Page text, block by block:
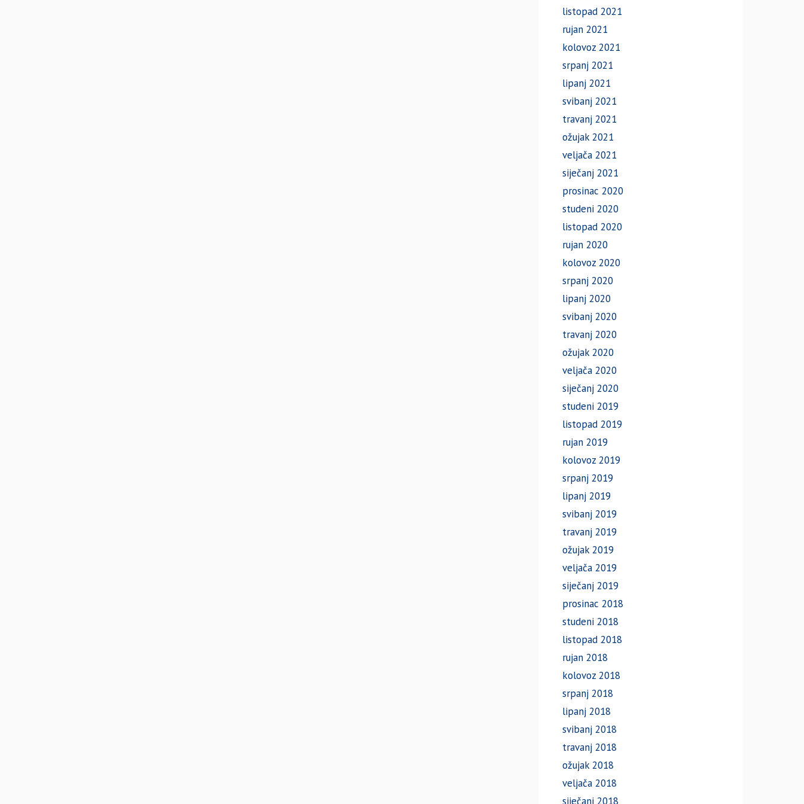
listopad 2021
rujan 2021
kolovoz 2021
srpanj 2021
lipanj 2021
svibanj 2021
travanj 2021
ožujak 2021
veljača 2021
siječanj 2021
prosinac 2020
studeni 2020
listopad 2020
rujan 2020
kolovoz 2020
srpanj 2020
lipanj 2020
svibanj 2020
travanj 2020
ožujak 2020
veljača 2020
siječanj 2020
studeni 2019
listopad 2019
rujan 2019
kolovoz 2019
srpanj 2019
lipanj 2019
svibanj 2019
travanj 2019
ožujak 2019
veljača 2019
siječanj 2019
prosinac 2018
studeni 2018
listopad 2018
rujan 2018
kolovoz 2018
srpanj 2018
lipanj 2018
svibanj 2018
travanj 2018
ožujak 2018
veljača 2018
siječanj 2018